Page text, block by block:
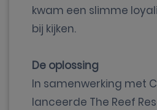
kwam een slimme
bij kijken.
De oplossing
In samenwerking met
lanceerde The Reef